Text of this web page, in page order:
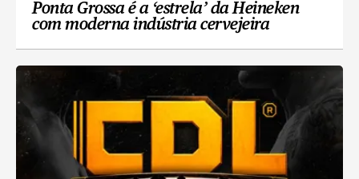
Ponta Grossa é a ‘estrela’ da Heineken
com moderna indústria cervejeira